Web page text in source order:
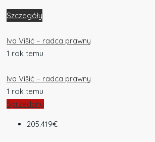
Szczegóły
Iva Višić – radca prawny
1 rok temu
Iva Višić – radca prawny
1 rok temu
Sprzedany
205.419€